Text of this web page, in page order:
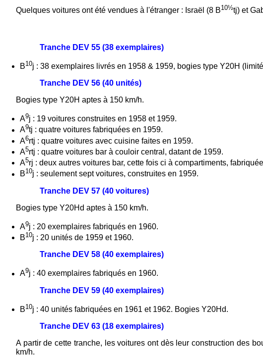
Quelques voitures ont été vendues à l'étranger : Israël (8 B10½tj) et
Tranche DEV 55 (38 exemplaires)
B10j : 38 exemplaires livrés en 1958 & 1959, bogies type Y20H
Tranche DEV 56 (40 unités)
Bogies type Y20H aptes à 150 km/h.
A9j : 19 voitures construites en 1958 et 1959.
A9tj : quatre voitures fabriquées en 1959.
A6rtj : quatre voitures avec cuisine faites en 1959.
A5rtj : quatre voitures bar à couloir central, datant de 1959.
A5rj : deux autres voitures bar, cette fois ci à compartiments,
B10j : seulement sept voitures, construites en 1959.
Tranche DEV 57 (40 voitures)
Bogies type Y20Hd aptes à 150 km/h.
A9j : 20 exemplaires fabriqués en 1960.
B10j : 20 unités de 1959 et 1960.
Tranche DEV 58 (40 exemplaires)
A9j : 40 exemplaires fabriqués en 1960.
Tranche DEV 59 (40 exemplaires)
B10j : 40 unités fabriquées en 1961 et 1962. Bogies Y20Hd.
Tranche DEV 63 (18 exemplaires)
A partir de cette tranche, les voitures ont dès leur construction des
km/h.